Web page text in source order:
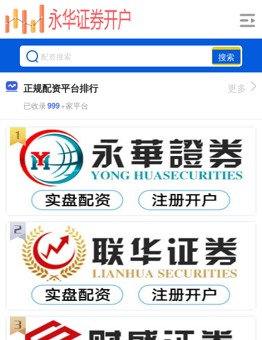
搜索
正规配资平台排行
已收录999+家平台
更多